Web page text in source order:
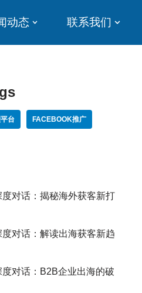
动态 联系我们
台 FACEBOOK推广
对话：揭秘海外获客新打
对话：解读出海获客新趋
对话：B2B企业出海的破